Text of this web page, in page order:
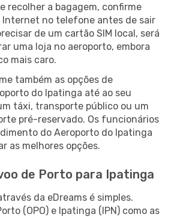
recolher a bagagem, confirme
Internet no telefone antes de sair
de um cartão SIM local, será
uma loja no aeroporto, embora
mais caro.
também as opções de
do Ipatinga até ao seu
táxi, transporte público ou um
pré-reservado. Os funcionários
do Aeroporto do Ipatinga
as melhores opções.
de Porto para Ipatinga
da eDreams é simples.
(OPO) e Ipatinga (IPN) como as